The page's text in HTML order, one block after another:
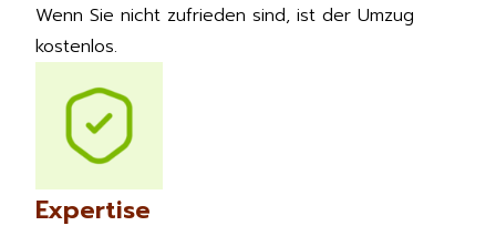
Expertise
Wenn Sie nicht zufrieden sind, ist der Umzug
kostenlos.